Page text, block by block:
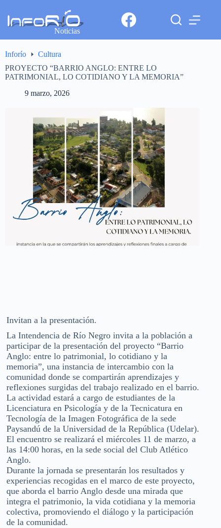
Noticias
Inforío
Cultura
PROYECTO “BARRIO ANGLO: ENTRE LO
PATRIMONIAL, LO COTIDIANO Y LA MEMORIA”
9 marzo, 2026
Invitan a la presentación.
La Intendencia de Río Negro invita a la población a
participar de la presentación del proyecto “Barrio
Anglo: entre lo patrimonial, lo cotidiano y la
memoria”, una instancia de intercambio con la
comunidad donde se compartirán aprendizajes y
reflexiones surgidas del trabajo realizado en el barrio.
La actividad estará a cargo de estudiantes de la
Licenciatura en Psicología y de la Tecnicatura en
Tecnología de la Imagen Fotográfica de la sede
Paysandú de la Universidad de la República (Udelar).
El encuentro se realizará el miércoles 11 de marzo, a
las 14:00 horas, en la sede social del Club Atlético
Anglo.
Durante la jornada se presentarán los resultados y
experiencias recogidas en el marco de este proyecto,
que aborda el barrio Anglo desde una mirada que
integra el patrimonio, la vida cotidiana y la memoria
colectiva, promoviendo el diálogo y la participación
de la comunidad.